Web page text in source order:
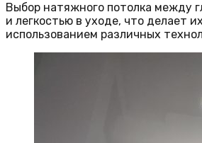
Выбор натяжного потолка между
и легкостью в уходе, что делает
использованием различных